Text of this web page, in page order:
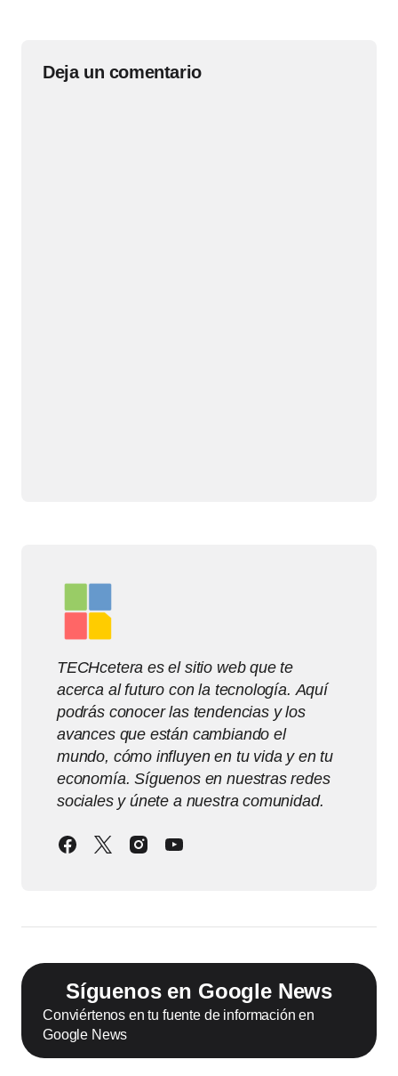
Deja un comentario
TECHcetera es el sitio web que te
acerca al futuro con la tecnología. Aquí
podrás conocer las tendencias y los
avances que están cambiando el
mundo, cómo influyen en tu vida y en tu
economía. Síguenos en nuestras redes
sociales y únete a nuestra comunidad.
Síguenos en Google News
Conviértenos en tu fuente de información en
Google News